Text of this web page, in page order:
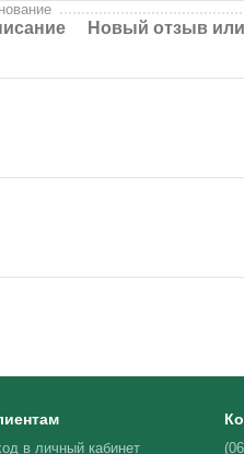
Новый отзыв
в личный кабинет